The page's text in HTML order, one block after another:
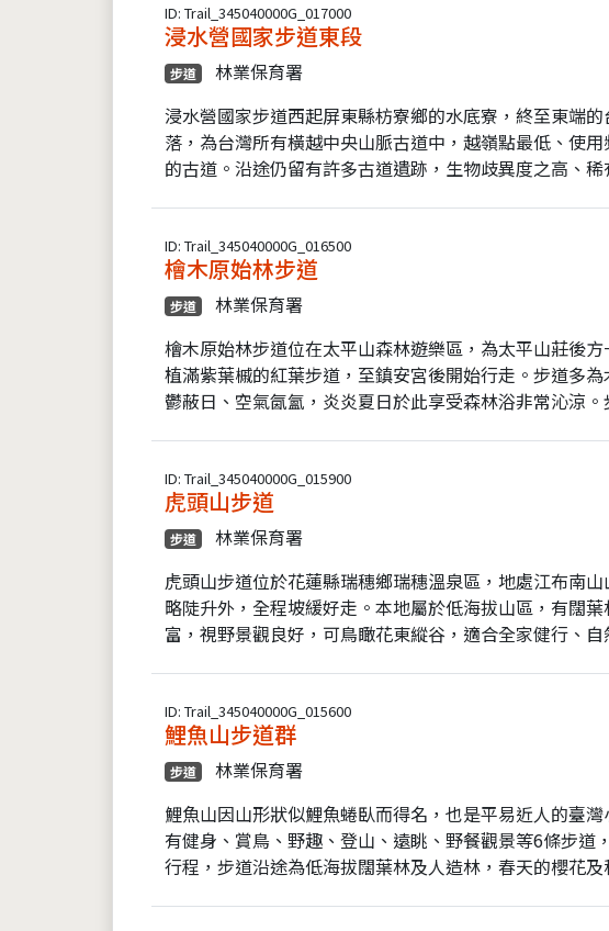
ID: Trail_345040000G_017000
浸水營國家步道東段
步道
林業保育署
浸水營國家步道西起屏東縣枋寮鄉的水底寮，終至東端
落，為台灣所有橫越中央山脈古道中，越嶺點最低、使
的古道。沿途仍留有許多古道遺跡，生物歧異度之高、稀
ID: Trail_345040000G_016500
檜木原始林步道
步道
林業保育署
檜木原始林步道位在太平山森林遊樂區，為太平山莊後
植滿紫葉槭的紅葉步道，至鎮安宮後開始行走。步道多
鬱蔽日、空氣氤氳，炎炎夏日於此享受森林浴非常沁涼。
ID: Trail_345040000G_015900
虎頭山步道
步道
林業保育署
虎頭山步道位於花蓮縣瑞穗鄉瑞穗溫泉區，地處江布南
略陡升外，全程坡緩好走。本地屬於低海拔山區，有闊
富，視野景觀良好，可鳥瞰花東縱谷，適合全家健行、自
ID: Trail_345040000G_015600
鯉魚山步道群
步道
林業保育署
鯉魚山因山形狀似鯉魚蜷臥而得名，也是平易近人的臺
有健身、賞鳥、野趣、登山、遠眺、野餐觀景等6條步道
行程，步道沿途為低海拔闊葉林及人造林，春天的櫻花及